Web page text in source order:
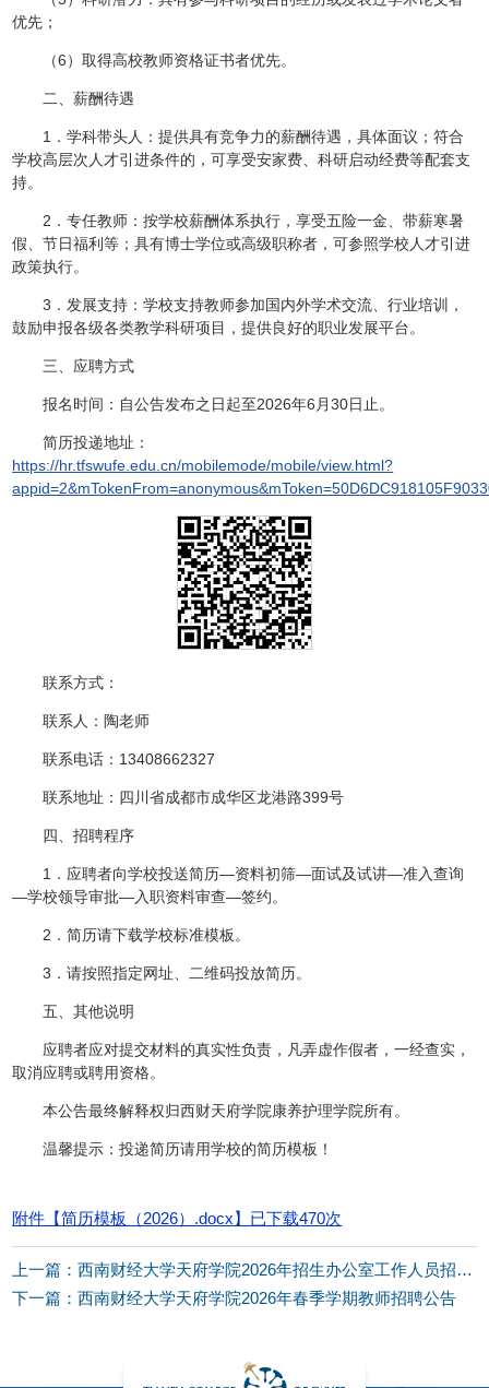
优先；
（6）取得高校教师资格证书者优先。
二、薪酬待遇
1．学科带头人：提供具有竞争力的薪酬待遇，具体面议；符合
学校高层次人才引进条件的，可享受安家费、科研启动经费等配套支
持。
2．专任教师：按学校薪酬体系执行，享受五险一金、带薪寒暑
假、节日福利等；具有博士学位或高级职称者，可参照学校人才引进
政策执行。
3．发展支持：学校支持教师参加国内外学术交流、行业培训，
鼓励申报各级各类教学科研项目，提供良好的职业发展平台。
三、应聘方式
报名时间：自公告发布之日起至2026年6月30日止。
简历投递地址：
https://hr.tfswufe.edu.cn/mobilemode/mobile/view.html?
联系方式：
联系人：陶老师
联系电话：13408662327
联系地址：四川省成都市成华区龙港路399号
四、招聘程序
1．应聘者向学校投送简历—资料初筛—面试及试讲—准入查询
—学校领导审批—入职资料审查—签约。
2．简历请下载学校标准模板。
3．请按照指定网址、二维码投放简历。
五、其他说明
应聘者应对提交材料的真实性负责，凡弄虚作假者，一经查实，
取消应聘或聘用资格。
本公告最终解释权归西财天府学院康养护理学院所有。
温馨提示：投递简历请用学校的简历模板！
附件【简历模板（2026）.docx】已下载470次
上一篇：西南财经大学天府学院2026年招生办公室工作人员招聘公告
下一篇：西南财经大学天府学院2026年春季学期教师招聘公告